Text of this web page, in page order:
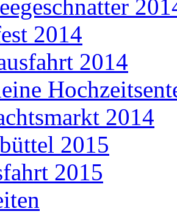
2014
2014
2014
2015
2015